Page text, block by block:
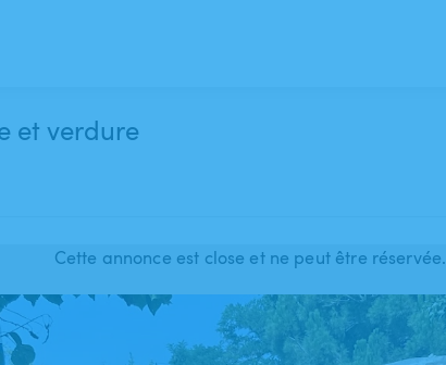
et verdure
Cette annonce est close et ne peut être réservée.